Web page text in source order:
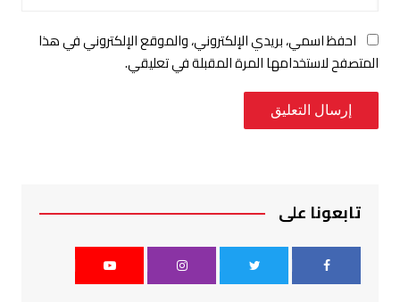
احفظ اسمي، بريدي الإلكتروني، والموقع الإلكتروني في هذا
المتصفح لاستخدامها المرة المقبلة في تعليقي.
تابعونا على